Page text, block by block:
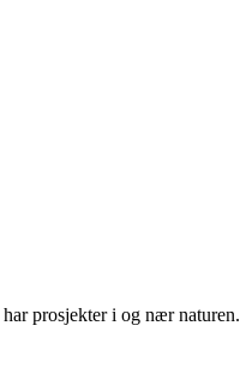
prosjekter i og nær naturen.